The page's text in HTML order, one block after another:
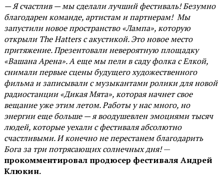
— Я счастлив — мы сделали лучший фестиваль! Безумно
благодарен команде, артистам и партнерам! Мы
запустили новое пространство «Лампа», которую
открыли The Hatters с акустикой. Это новое место
притяжение. Презентовали невероятную площадку
«Вашана Арена». А еще мы пели в саду фолка с Елкой,
снимали первые сцены будущего художественного
фильма и записывали с музыкантами ролики для новой
радиостанции «Дикая Мята», которая начнет свое
вещание уже этим летом. Работы у нас много, но
энергии еще больше — я воодушевлен эмоциями тысяч
людей, которые уехали с фестиваля абсолютно
счастливыми. И конечно не перестанем благодарить
Бога за три потрясающих солнечных дня!—
прокомментировал продюсер фестиваля Андрей
Клюкин.